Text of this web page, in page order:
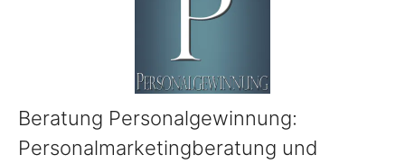
Beratung Personalgewinnung:
Personalmarketingberatung und